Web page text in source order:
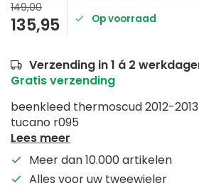
149,00
135,95 Op voorraad
Verzending in 1 á 2
Gratis verzending
beenkleed thermoscud 2012-
tucano r095
Lees meer
Meer dan 10.000 artikelen
Alles voor uw tweewieler